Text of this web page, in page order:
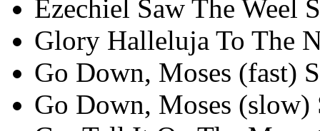
Ezechiel Saw The Weel
Glory Halleluja To The
Go Down, Moses (fast)
Go Down, Moses